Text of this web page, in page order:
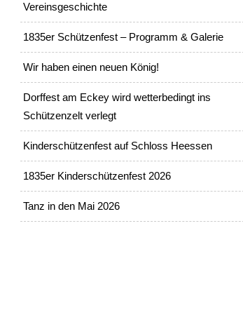
Vereinsgeschichte
1835er Schützenfest – Programm & Galerie
Wir haben einen neuen König!
Dorffest am Eckey wird wetterbedingt ins
Schützenzelt verlegt
Kinderschützenfest auf Schloss Heessen
1835er Kinderschützenfest 2026
Tanz in den Mai 2026